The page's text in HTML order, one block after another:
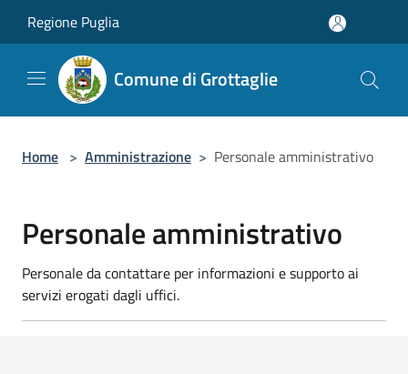
Regione Puglia
Comune di Grottaglie
Home > Amministrazione > Personale amministrativo
Personale amministrativo
Personale da contattare per informazioni e supporto ai
servizi erogati dagli uffici.